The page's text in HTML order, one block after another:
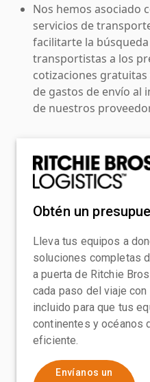
Nos hemos asociado
servicios de
facilitarte la
transportistas a los
cotizaciones
de gastos de envío al
de nuestros
Obtén un
Lleva tus equipos a
soluciones completas
a puerta de Ritchie
cada paso del viaje
incluido para que tus
continentes y océanos
eficiente.
Envíanos un